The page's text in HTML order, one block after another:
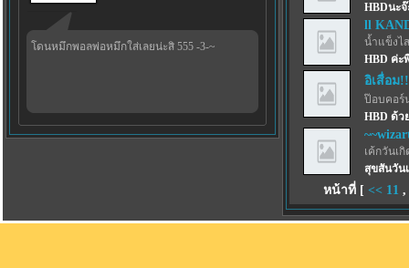
โดนหมึกพอลพ่อหมึกใส่เลยน่ะสิ 555 -3-~
HBDนะ
ll
น้ำแข็งไ
HBD ค่ะ
อิเสื่อม
ป๊อบคอร์
HBD ด้ว
เค้กวันเ
สุขสันวัน
หน้าที่ [ << 11 ,